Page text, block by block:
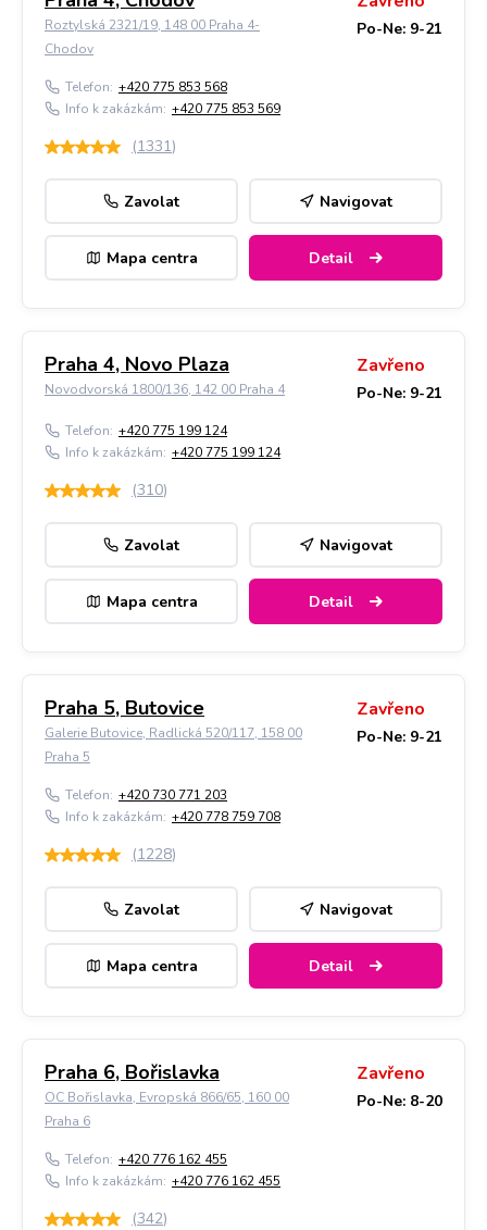
Roztylská 2321/19, 148 00 Praha 4-
Chodov
Po-Ne: 9-21
Telefon: +420 775 853 568
Info k zakázkám: +420 775 853 569
(1331)
Zavolat Navigovat
Mapa centra Detail
Praha 4, Novo Plaza
Novodvorská 1800/136, 142 00 Praha 4
Zavřeno
Po-Ne: 9-21
Telefon: +420 775 199 124
Info k zakázkám: +420 775 199 124
(310)
Zavolat Navigovat
Mapa centra Detail
Praha 5, Butovice
Galerie Butovice, Radlická 520/117, 158 00
Praha 5
Zavřeno
Po-Ne: 9-21
Telefon: +420 730 771 203
Info k zakázkám: +420 778 759 708
(1228)
Zavolat Navigovat
Mapa centra Detail
Praha 6, Bořislavka
OC Bořislavka, Evropská 866/65, 160 00
Praha 6
Zavřeno
Po-Ne: 8-20
Telefon: +420 776 162 455
Info k zakázkám: +420 776 162 455
(342)